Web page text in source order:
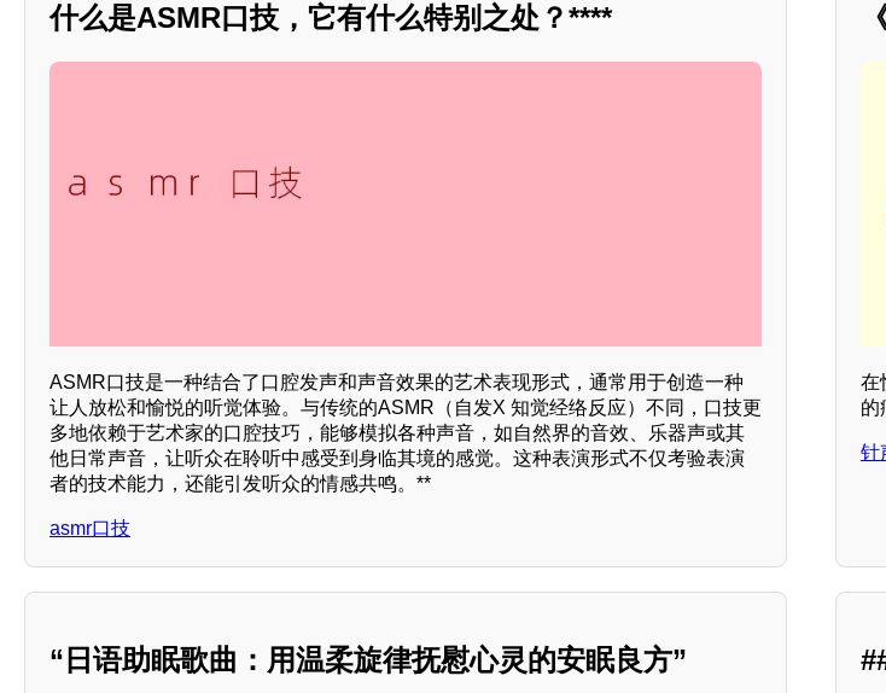
什么是ASMR口技，它有什么特别之处？****
ASMR口技是一种结合了口腔发声和声音效果的艺术表现形式，通常用于创造一种
让人放松和愉悦的听觉体验。与传统的ASMR（自发X 知觉经络反应）不同，口技更
多地依赖于艺术家的口腔技巧，能够模拟各种声音，如自然界的音效、乐器声或其
他日常声音，让听众在聆听中感受到身临其境的感觉。这种表演形式不仅考验表演
者的技术能力，还能引发听众的情感共鸣。**
asmr口技
在
的
针
“日语助眠歌曲：用温柔旋律抚慰心灵的安眠良方”